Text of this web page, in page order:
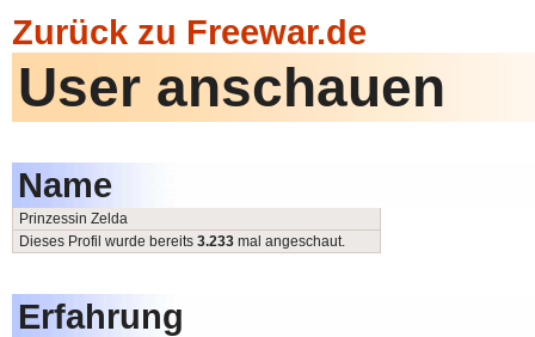
Zurück zu Freewar.de
User anschauen
Name
Prinzessin Zelda
Dieses Profil wurde bereits 3.233 mal angeschaut.
Erfahrung